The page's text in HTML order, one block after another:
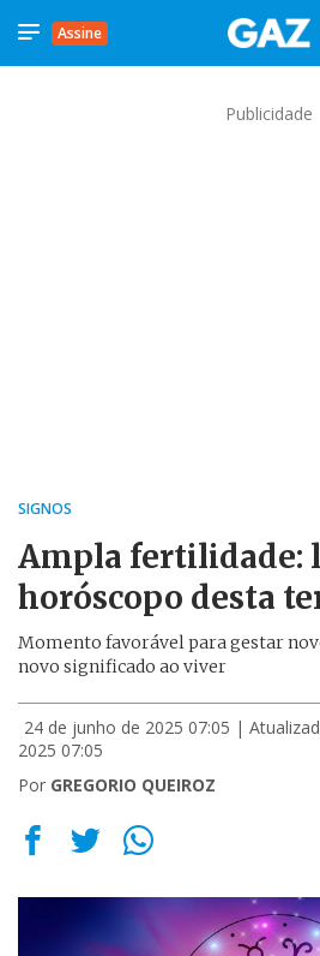
Assine
Publicidade
SIGNOS
Ampla fertilidade:
horóscopo desta
Momento favorável para gestar
novo significado ao viver
24 de junho de 2025 07:05 |
2025 07:05
Por GREGORIO QUEIROZ